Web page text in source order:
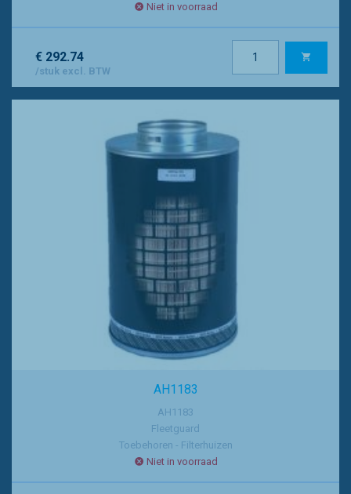
Niet in voorraad
€ 292.74
/stuk excl. BTW
AH1183
AH1183
Fleetguard
Toebehoren - Filterhuizen
Niet in voorraad